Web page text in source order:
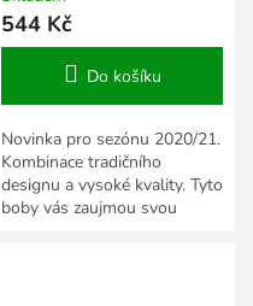
544 Kč
Do košíku
Novinka pro sezónu 2020/21.
Kombinace tradičního
designu a vysoké kvality. Tyto
boby vás zaujmou svou